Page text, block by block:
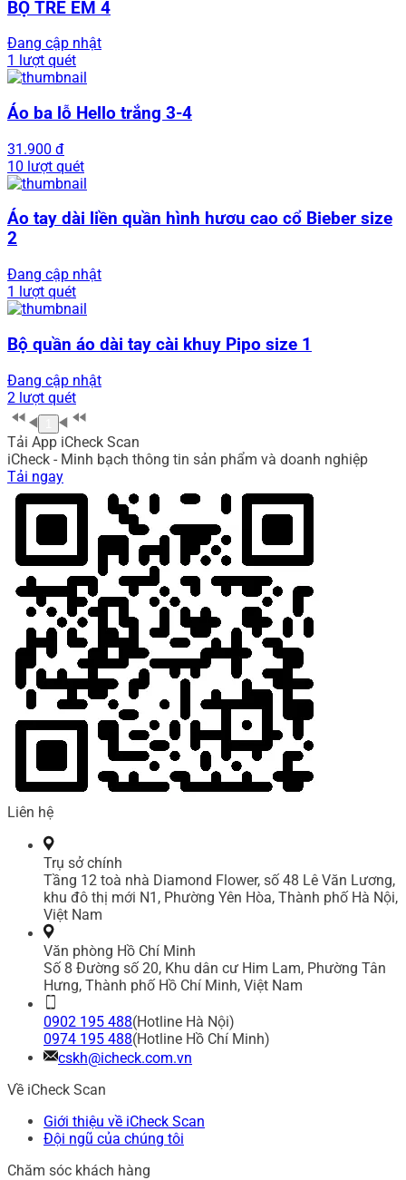
BỘ TRẺ EM 4
Đang cập nhật
1 lượt quét
Áo ba lỗ Hello trắng 3-4
31.900 đ
10 lượt quét
Áo tay dài liền quần hình hươu cao cổ Bieber size
2
Đang cập nhật
1 lượt quét
Bộ quần áo dài tay cài khuy Pipo size 1
Đang cập nhật
2 lượt quét
Tải App iCheck Scan
iCheck - Minh bạch thông tin sản phẩm và doanh nghiệp
Tải ngay
Liên hệ
Trụ sở chính
Tầng 12 toà nhà Diamond Flower, số 48 Lê Văn Lương,
khu đô thị mới N1, Phường Yên Hòa, Thành phố Hà Nội,
Việt Nam
Văn phòng Hồ Chí Minh
Số 8 Đường số 20, Khu dân cư Him Lam, Phường Tân
Hưng, Thành phố Hồ Chí Minh, Việt Nam
0902 195 488(Hotline Hà Nội)
0974 195 488(Hotline Hồ Chí Minh)
cskh@icheck.com.vn
Về iCheck Scan
Giới thiệu về iCheck Scan
Đội ngũ của chúng tôi
Chăm sóc khách hàng